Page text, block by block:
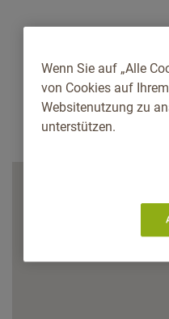
Wenn Sie auf „Alle
von Cookies auf
Websitenutzung zu
unterstützen.